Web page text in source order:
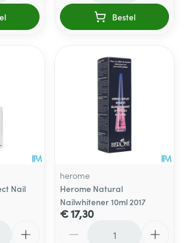
Bestel
Nail
herome
Herome Natural
Nailwhitener 10ml 2017
€ 17,30